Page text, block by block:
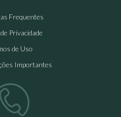
Frequentes
Privacidade
de Uso
Importantes